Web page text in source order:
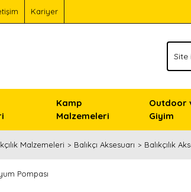
Kariyer
Kamp
Malzemeleri
Outdoor
Giyim
Malzemeleri Balıkçı Aksesuarı Balıkçılık